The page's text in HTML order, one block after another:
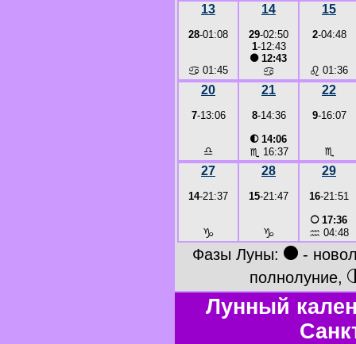
13
28-01:08
♋ 01:45
14
29-02:50
1-12:43
●12:43
♋
15
2-04:48
♌ 01:36
20
7-13:06
♎
21
8-14:36
◐14:06
♏ 16:37
22
9-16:07
♏
27
14-21:37
♑
28
15-21:47
♑
29
16-21:51
○17:36
♒ 04:48
Фазы Луны: ● -
полнолуние,
Лунный